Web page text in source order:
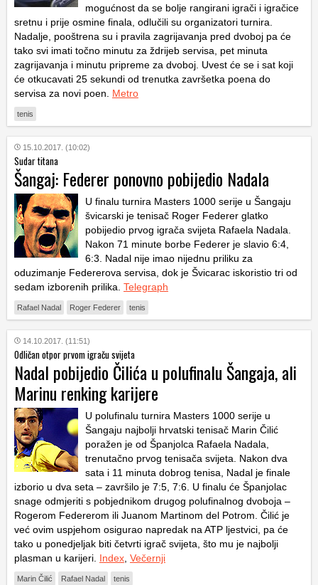
mogućnost da se bolje rangirani igrači i igračice
sretnu i prije osmine finala, odlučili su organizatori turnira.
Nadalje, pooštrena su i pravila zagrijavanja pred dvoboj pa će
tako svi imati točno minutu za ždrijeb servisa, pet minuta
zagrijavanja i minutu pripreme za dvoboj. Uvest će se i sat koji
će otkucavati 25 sekundi od trenutka završetka poena do
servisa za novi poen. Metro
tenis
15.10.2017. (10:02)
Sudar titana
Šangaj: Federer ponovno pobijedio Nadala
U finalu turnira Masters 1000 serije u Šangaju
švicarski je tenisač Roger Federer glatko
pobijedio prvog igrača svijeta Rafaela Nadala.
Nakon 71 minute borbe Federer je slavio 6:4,
6:3. Nadal nije imao nijednu priliku za
oduzimanje Federerova servisa, dok je Švicarac iskoristio tri od
sedam izborenih prilika. Telegraph
Rafael Nadal Roger Federer tenis
14.10.2017. (11:51)
Odličan otpor prvom igraču svijeta
Nadal pobijedio Čilića u polufinalu Šangaja, ali
Marinu renking karijere
U polufinalu turnira Masters 1000 serije u
Šangaju najbolji hrvatski tenisač Marin Čilić
poražen je od Španjolca Rafaela Nadala,
trenutačno prvog tenisača svijeta. Nakon dva
sata i 11 minuta dobrog tenisa, Nadal je finale
izborio u dva seta – završilo je 7:5, 7:6. U finalu će Španjolac
snage odmjeriti s pobjednikom drugog polufinalnog dvoboja –
Rogerom Federerom ili Juanom Martinom del Potrom. Čilić je
već ovim uspjehom osigurao napredak na ATP ljestvici, pa će
tako u ponedjeljak biti četvrti igrač svijeta, što mu je najbolji
plasman u karijeri. Index Večernji
Marin Čilić Rafael Nadal tenis